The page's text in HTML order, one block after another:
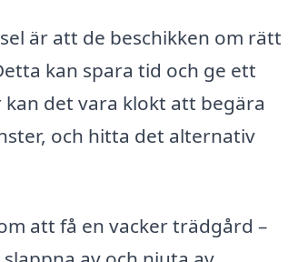
är att de beschikken om rätt
kan spara tid och ge ett
det vara klokt att begära
och hitta det alternativ
att få en vacker trädgård –